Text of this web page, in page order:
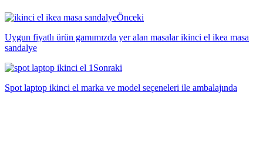
Önceki
Uygun fiyatlı ürün gamımızda yer alan masalar ikinci el ikea masa
sandalye
Sonraki
Spot laptop ikinci el marka ve model seçeneleri ile ambalajında